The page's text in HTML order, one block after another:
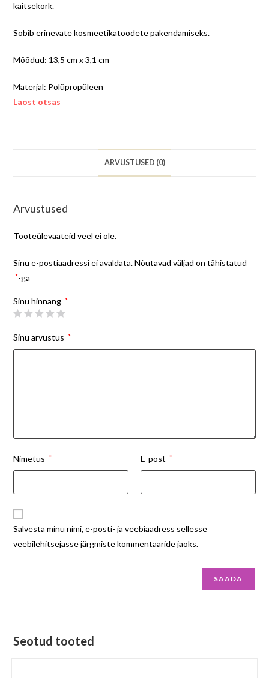
kaitsekork.
Sobib erinevate kosmeetikatoodete pakendamiseks.
Mõõdud: 13,5 cm x 3,1 cm
Materjal: Polüpropüleen
Laost otsas
ARVUSTUSED (0)
Arvustused
Tooteülevaateid veel ei ole.
Sinu e-postiaadressi ei avaldata. Nõutavad väljad on tähistatud
*-ga
Sinu hinnang *
Sinu arvustus *
Nimetus * E-post *
Salvesta minu nimi, e-posti- ja veebiaadress sellesse
veebilehitsejasse järgmiste kommentaaride jaoks.
Seotud tooted